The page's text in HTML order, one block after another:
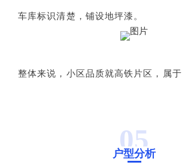
车库标识清楚，铺设地坪漆。
整体来说，小区品质就高铁片区，属于
05
户型分析